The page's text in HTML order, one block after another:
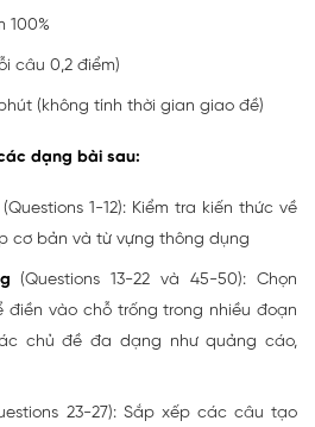
100%
câu 0,2 điểm)
(không tính thời gian giao đề)
dạng bài sau:
(Questions 1-12): Kiểm tra kiến thức về
cơ bản và từ vựng thông dụng
(Questions 13-22 và 45-50): Chọn
vào chỗ trống trong nhiều đoạn
chủ đề đa dạng như quảng cáo,
23-27): Sắp xếp các câu tạo